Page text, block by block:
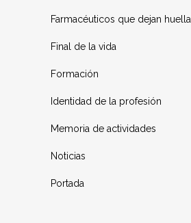
Farmacéuticos que dejan huella
Final de la vida
Formación
Identidad de la profesión
Memoria de actividades
Noticias
Portada